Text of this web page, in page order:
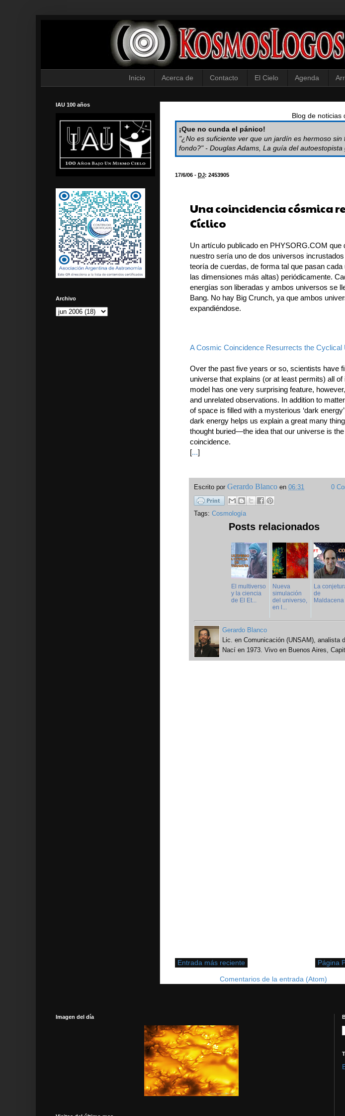
Inicio Acerca de Contacto El Cielo Agenda
Blog de noticias
¡Que no cunda el pánico!
"¿No es suficiente ver que un jardín es hermoso
fondo?" - Douglas Adams, La guía del autoestopista
17/6/06 - DJ: 2453905
Una coincidencia cósmica
Cíclico
Un artículo publicado en PHYSORG.COM que
nuestro sería uno de dos universos
teoría de cuerdas, de forma tal que pasan
las dimensiones más altas) periódicamente.
energías son liberadas y ambos universos se
Bang. No hay Big Crunch, ya que ambos
expandiéndose.
A Cosmic Coincidence Resurrects the Cyclical
Over the past five years or so, scientists have
universe that explains (or at least permits) all
model has one very surprising feature,
and unrelated observations. In addition to
of space is filled with a mysterious ‘dark
dark energy helps us explain a great many
thought buried—the idea that our universe is
coincidence.
[...]
Escrito por Gerardo Blanco en 06:31 0
Tags: Cosmología
Posts relacionados
El multiverso
y la ciencia
de El Et...
Nueva
simulación
del universo,
en l...
La
de
Maldacena
Gerardo Blanco
Lic. en Comunicación (UNSAM),
Nací en 1973. Vivo en Buenos Aires,
Entrada más reciente Página
Comentarios de la entrada (Atom)
IAU 100 años
Archivo
Imagen del día